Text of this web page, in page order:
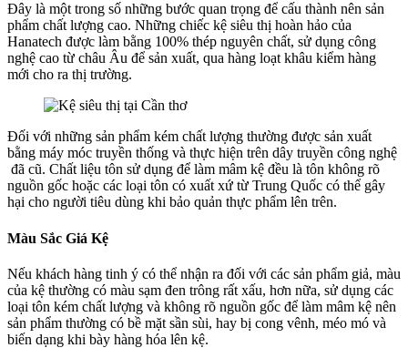
Đây là một trong số những bước quan trọng để cấu thành nên sản
phẩm chất lượng cao. Những chiếc kệ siêu thị hoàn hảo của
Hanatech được làm bằng 100% thép nguyên chất, sử dụng công
nghệ cao từ châu Âu để sản xuất, qua hàng loạt khâu kiểm hàng
mới cho ra thị trường.
Đối với những sản phẩm kém chất lượng thường được sản xuất
bằng máy móc truyền thống và thực hiện trên dây truyền công nghệ
đã cũ. Chất liệu tôn sử dụng để làm mâm kệ đều là tôn không rõ
nguồn gốc hoặc các loại tôn có xuất xứ từ Trung Quốc có thể gây
hại cho người tiêu dùng khi bảo quản thực phẩm lên trên.
Màu Sắc Giá Kệ
Nếu khách hàng tinh ý có thể nhận ra đối với các sản phẩm giả, màu
của kệ thường có màu sạm đen trông rất xấu, hơn nữa, sử dụng các
loại tôn kém chất lượng và không rõ nguồn gốc để làm mâm kệ nên
sản phẩm thường có bề mặt sần sùi, hay bị cong vênh, méo mó và
biến dạng khi bày hàng hóa lên kệ.